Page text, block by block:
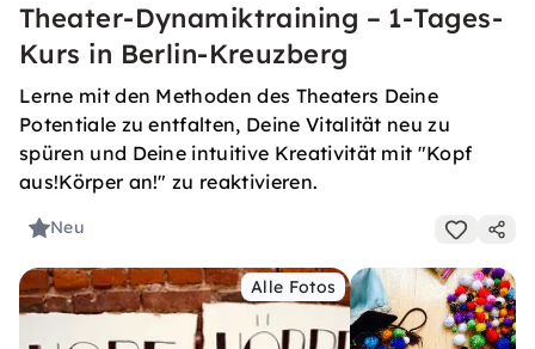
Theater-Dynamiktraining – 1-Tages-
Kurs in Berlin-Kreuzberg
Lerne mit den Methoden des Theaters Deine
Potentiale zu entfalten, Deine Vitalität neu zu
spüren und Deine intuitive Kreativität mit "Kopf
aus!Körper an!" zu reaktivieren.
Neu
Alle Fotos